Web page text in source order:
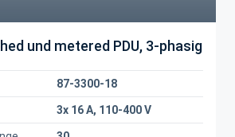
und metered PDU, 3-phasig
87-3300-18
3x 16 A, 110-400 V